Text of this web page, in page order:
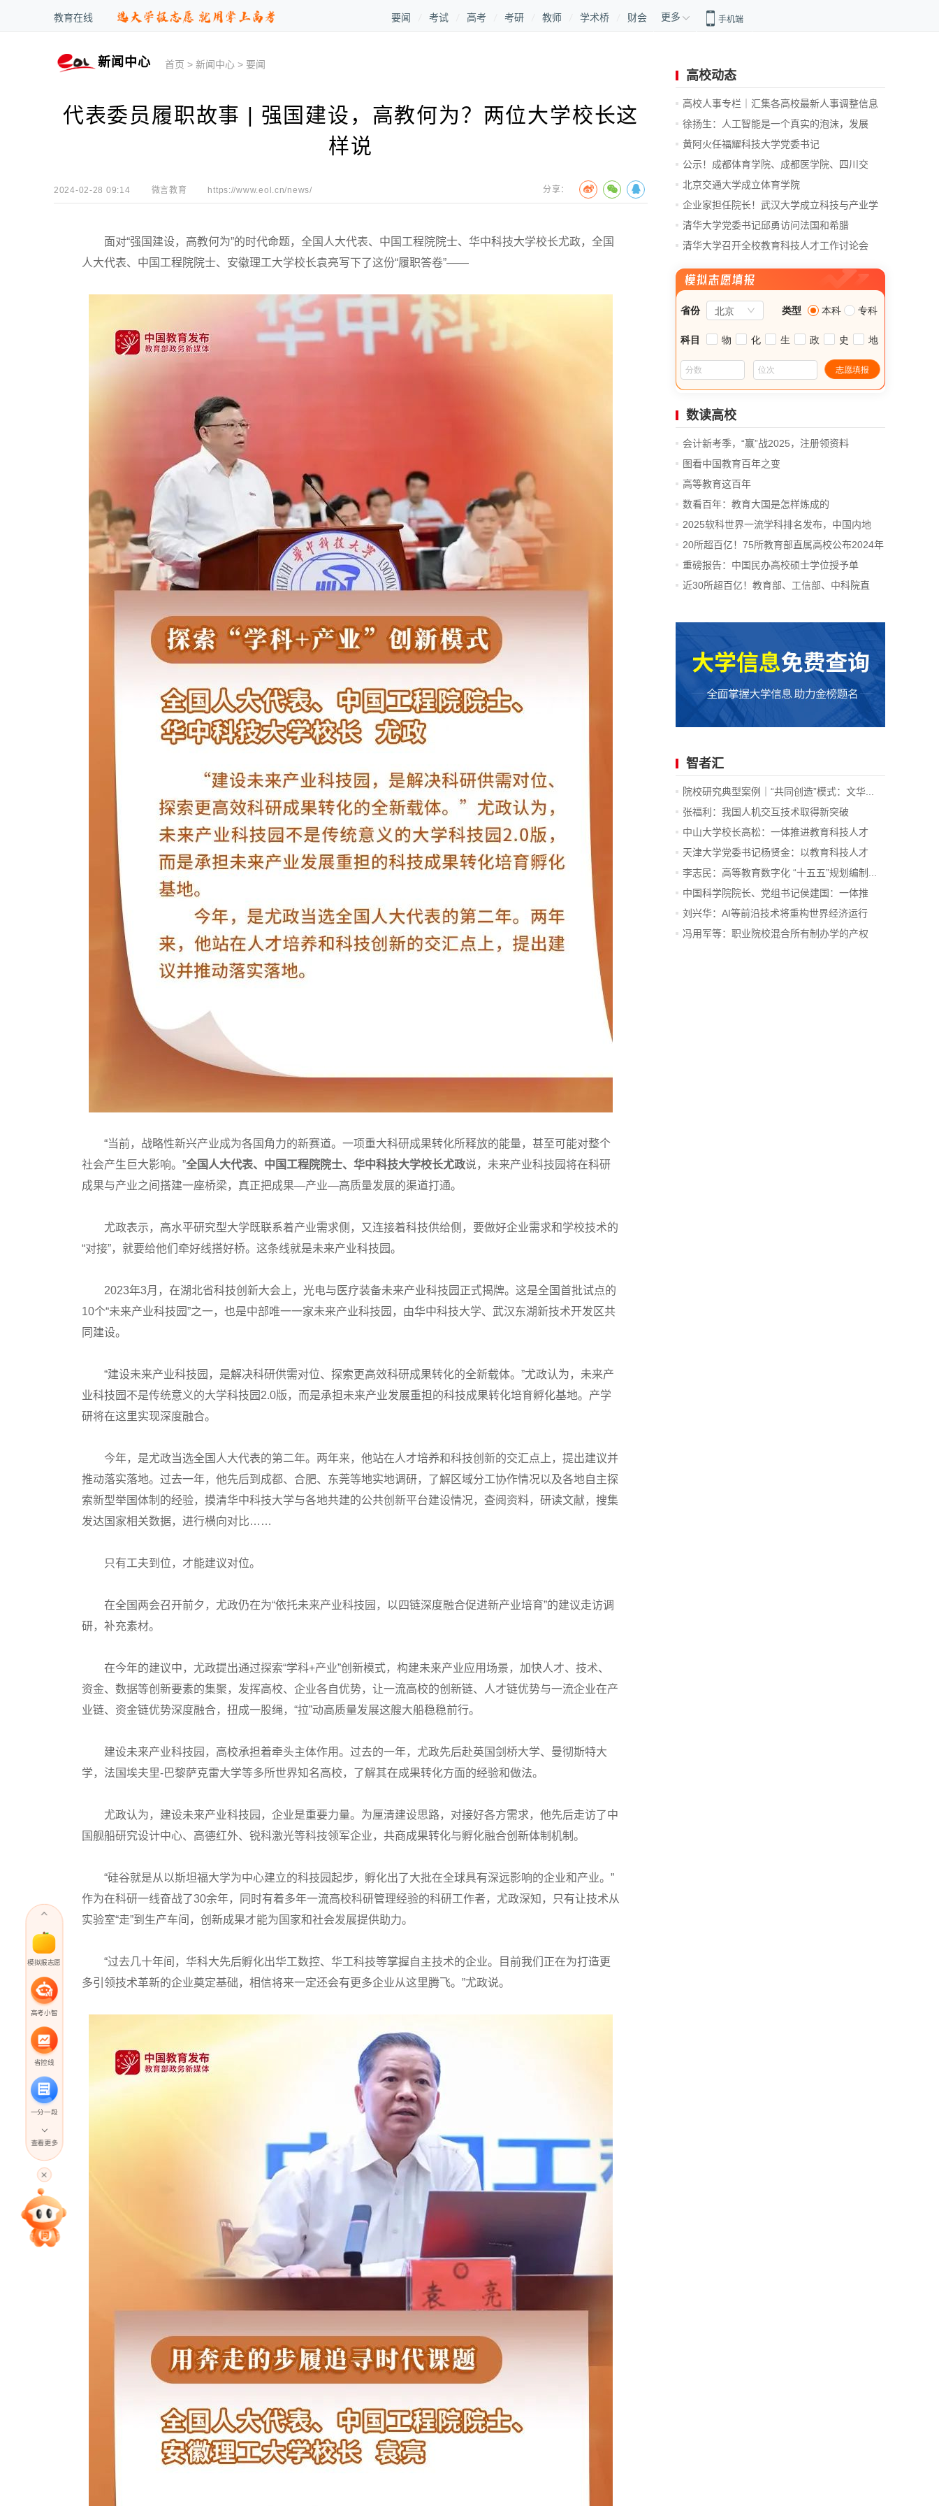
教育在线 要闻 考试 高考 考研 教师 学术桥 财会 更多 手机端
新闻中心 首页 >新闻中心 > 要闻
代表委员履职故事 | 强国建设，高教何为？两位大学校长这
样说
2024-02-28 09:14 微言教育 https://www.eol.cn/news/ 分享：
面对“强国建设，高教何为”的时代命题，全国人大代表、中国工程院院士、华中科技大学校长尤政，全国
人大代表、中国工程院院士、安徽理工大学校长袁亮写下了这份“履职答卷”——
“当前，战略性新兴产业成为各国角力的新赛道。一项重大科研成果转化所释放的能量，甚至可能对整个
社会产生巨大影响。”全国人大代表、中国工程院院士、华中科技大学校长尤政说，未来产业科技园将在科研
成果与产业之间搭建一座桥梁，真正把成果—产业—高质量发展的渠道打通。
尤政表示，高水平研究型大学既联系着产业需求侧，又连接着科技供给侧，要做好企业需求和学校技术的
“对接”，就要给他们牵好线搭好桥。这条线就是未来产业科技园。
2023年3月，在湖北省科技创新大会上，光电与医疗装备未来产业科技园正式揭牌。这是全国首批试点的
10个“未来产业科技园”之一，也是中部唯一一家未来产业科技园，由华中科技大学、武汉东湖新技术开发区共
同建设。
“建设未来产业科技园，是解决科研供需对位、探索更高效科研成果转化的全新载体。”尤政认为，未来产
业科技园不是传统意义的大学科技园2.0版，而是承担未来产业发展重担的科技成果转化培育孵化基地。产学
研将在这里实现深度融合。
今年，是尤政当选全国人大代表的第二年。两年来，他站在人才培养和科技创新的交汇点上，提出建议并
推动落实落地。过去一年，他先后到成都、合肥、东莞等地实地调研，了解区域分工协作情况以及各地自主探
索新型举国体制的经验，摸清华中科技大学与各地共建的公共创新平台建设情况，查阅资料，研读文献，搜集
发达国家相关数据，进行横向对比……
只有工夫到位，才能建议对位。
在全国两会召开前夕，尤政仍在为“依托未来产业科技园，以四链深度融合促进新产业培育”的建议走访调
研，补充素材。
在今年的建议中，尤政提出通过探索“学科+产业”创新模式，构建未来产业应用场景，加快人才、技术、
资金、数据等创新要素的集聚，发挥高校、企业各自优势，让一流高校的创新链、人才链优势与一流企业在产
业链、资金链优势深度融合，扭成一股绳，“拉”动高质量发展这艘大船稳稳前行。
建设未来产业科技园，高校承担着牵头主体作用。过去的一年，尤政先后赴英国剑桥大学、曼彻斯特大
学，法国埃夫里-巴黎萨克雷大学等多所世界知名高校，了解其在成果转化方面的经验和做法。
尤政认为，建设未来产业科技园，企业是重要力量。为厘清建设思路，对接好各方需求，他先后走访了中
国舰船研究设计中心、高德红外、锐科激光等科技领军企业，共商成果转化与孵化融合创新体制机制。
“硅谷就是从以斯坦福大学为中心建立的科技园起步，孵化出了大批在全球具有深远影响的企业和产业。”
作为在科研一线奋战了30余年，同时有着多年一流高校科研管理经验的科研工作者，尤政深知，只有让技术从
实验室“走”到生产车间，创新成果才能为国家和社会发展提供助力。
“过去几十年间，华科大先后孵化出华工数控、华工科技等掌握自主技术的企业。目前我们正在为打造更
多引领技术革新的企业奠定基础，相信将来一定还会有更多企业从这里腾飞。”尤政说。
高校动态
高校人事专栏｜汇集各高校最新人事调整信息
徐扬生：人工智能是一个真实的泡沫，发展
前...
黄阿火任福耀科技大学党委书记
公示！成都体育学院、成都医学院、四川交
通...
北京交通大学成立体育学院
企业家担任院长！武汉大学成立科技与产业学
院
清华大学党委书记邱勇访问法国和希腊
清华大学召开全校教育科技人才工作讨论会
模拟报志愿
高考小智
省控线
一分一段
高考直播
专家指导课
查看更多
数读高校
会计新考季，“赢”战2025，注册领资料
图看中国教育百年之变
高等教育这百年
数看百年：教育大国是怎样炼成的
2025软科世界一流学科排名发布，中国内地
14...
20所超百亿！75所教育部直属高校公布2024年
决算
重磅报告：中国民办高校硕士学位授予单
位、...
近30所超百亿！教育部、工信部、中科院直
智者汇
院校研究典型案例｜“共同创造”模式：文华...
张福利：我国人机交互技术取得新突破
中山大学校长高松：一体推进教育科技人才
发...
天津大学党委书记杨贤金：以教育科技人才
一...
李志民：高等教育数字化 “十五五”规划编制...
中国科学院院长、党组书记侯建国：一体推
进...
刘兴华：AI等前沿技术将重构世界经济运行
底...
冯用军等：职业院校混合所有制办学的产权